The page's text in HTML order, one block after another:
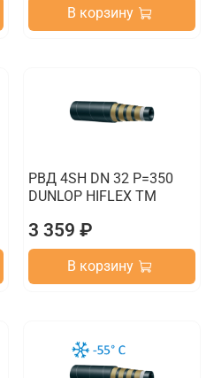
В корзину
РВД 4SH DN 32 P=350
DUNLOP HIFLEX TM
3 359 ₽
В корзину